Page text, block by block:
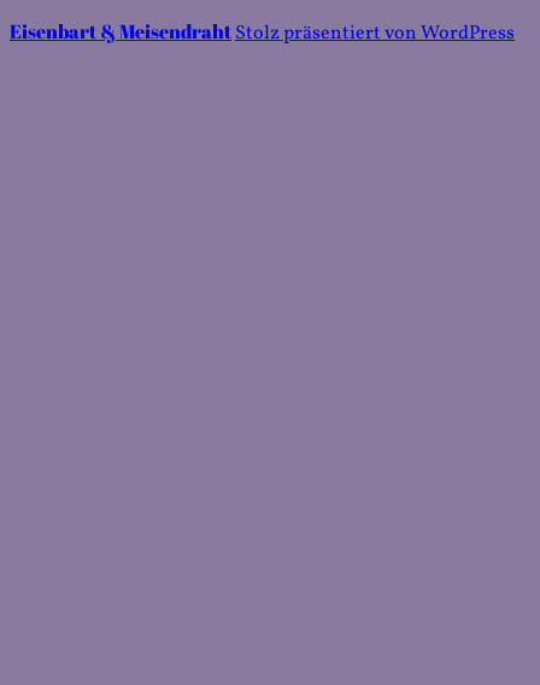
Eisenbart & MeisendrahtStolz präsentiert von WordPress